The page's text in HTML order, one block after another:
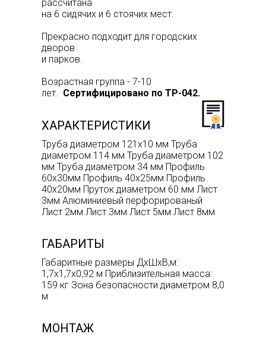
рассчитана
на 6 сидячих и 6 стоячих мест.
Прекрасно подходит для городских
дворов
и парков.
Возрастная группа - 7-10
лет. Сертифицировано по ТР-042.
ХАРАКТЕРИСТИКИ
Труба диаметром 121х10 мм Труба
диаметром 114 мм Труба диаметром 102
мм Труба диаметром 34 мм Профиль
60х30мм Профиль 40х25мм Профиль
40х20мм Пруток диаметром 60 мм Лист
3мм Алюминиевый перфорированый
Лист 2мм Лист 3мм Лист 5мм Лист 8мм
ГАБАРИТЫ
Габаритные размеры ДхШхВ,м:
1,7х1,7х0,92 м Приблизительная масса:
159 кг Зона безопасности диаметром 8,0
м
МОНТАЖ